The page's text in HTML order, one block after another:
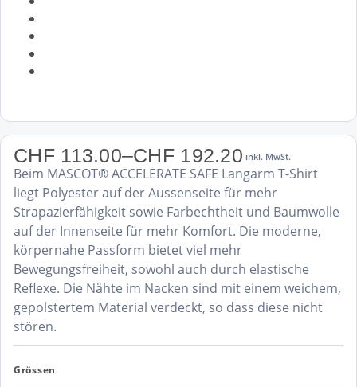
CHF113.00–CHF192.20
Preisspanne:
CHF 113.00
bis
CHF 192.20
inkl. MwSt.
Beim MASCOT® ACCELERATE SAFE Langarm T-Shirt
liegt Polyester auf der Aussenseite für mehr
Strapazierfähigkeit sowie Farbechtheit und Baumwolle
auf der Innenseite für mehr Komfort. Die moderne,
körpernahe Passform bietet viel mehr
Bewegungsfreiheit, sowohl auch durch elastische
Reflexe. Die Nähte im Nacken sind mit einem weichem,
gepolstertem Material verdeckt, so dass diese nicht
stören.
Grössen